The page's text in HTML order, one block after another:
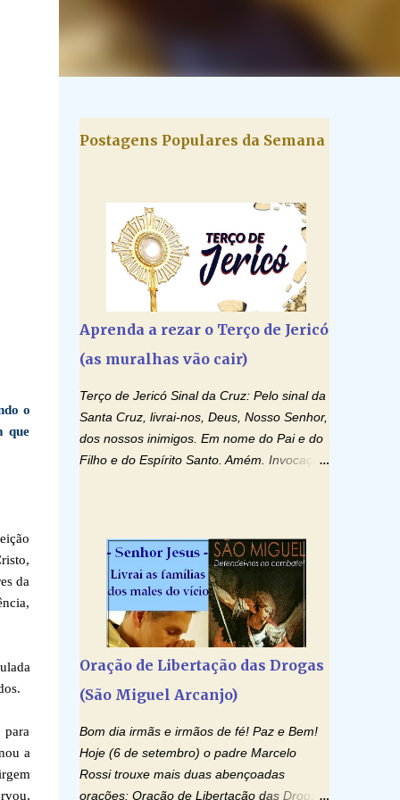
o
que
da
a
Postagens Populares da Semana
Aprenda a rezar o Terço de Jericó
(as muralhas vão cair)
Terço de Jericó Sinal da Cruz: Pelo sinal da
Santa Cruz, livrai-nos, Deus, Nosso Senhor,
dos nossos inimigos. Em nome do Pai e do
Filho e do Espírito Santo. Amém. Invocação
o vosso Espírito e tudo será criado. E
renovareis a face da terra. Oremos: Ó
Deus, que instruístes os corações dos
vossos fiéis com a luz do Espírito Santo,
fazei que apreciemos retamente todas as
gozemos sempre da sua consolação. Por
Cristo, Senhor Nosso. Amém. Creio: Creio
céu e da terra; e em Jesus Cristo, seu único
Filho, nosso Senhor; que foi concebido pelo
poder do Espí­rito Santo; nasceu da Virgem
Oração de Libertação das Drogas
(São Miguel Arcanjo)
Bom dia irmãs e irmãos de fé! Paz e Bem!
Hoje (6 de setembro) o padre Marcelo
Rossi trouxe mais duas abençoadas
orações: Oração de Libertação das Drogas